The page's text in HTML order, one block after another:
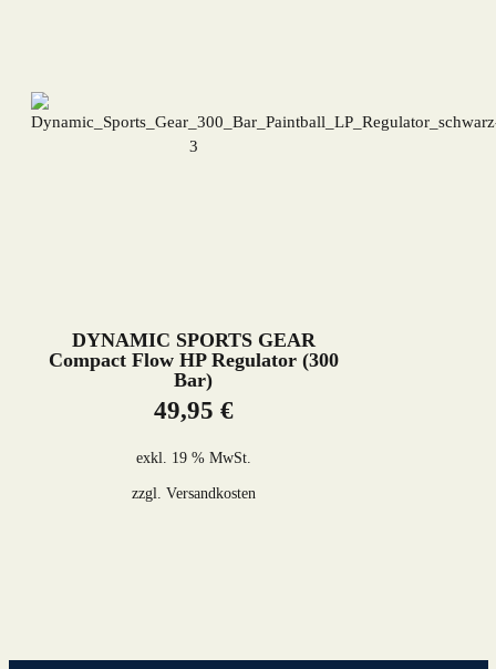
DYNAMIC SPORTS GEAR
Compact Flow HP Regulator (300
Bar)
49,95 €
exkl. 19 % MwSt.
zzgl. Versandkosten